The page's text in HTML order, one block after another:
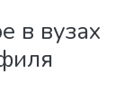
в вузах